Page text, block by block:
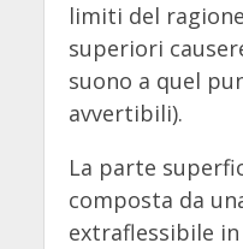
limiti del
superiori
suono a quel
avvertibili).
La parte
composta da
extraflessibile